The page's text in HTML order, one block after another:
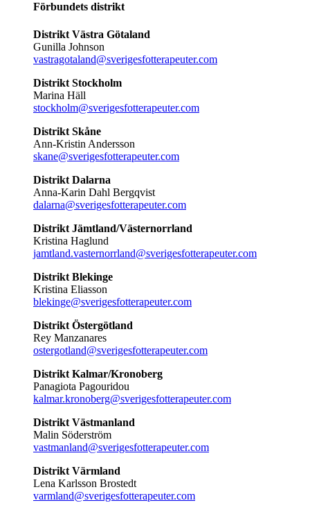
Förbundets distrikt
Distrikt Västra Götaland
Gunilla Johnson
vastragotaland@sverigesfotterapeuter.com
Distrikt Stockholm
Marina Häll
stockholm@sverigesfotterapeuter.com
Distrikt Skåne
Ann-Kristin Andersson
skane@sverigesfotterapeuter.com
Distrikt Dalarna
Anna-Karin Dahl Bergqvist
dalarna@sverigesfotterapeuter.com
Distrikt Jämtland/Västernorrland
Kristina Haglund
jamtland.vasternorrland@sverigesfotterapeuter.com
Distrikt Blekinge
Kristina Eliasson
blekinge@sverigesfotterapeuter.com
Distrikt Östergötland
Rey Manzanares
ostergotland@sverigesfotterapeuter.com
Distrikt Kalmar/Kronoberg
Panagiota Pagouridou
kalmar.kronoberg@sverigesfotterapeuter.com
Distrikt Västmanland
Malin Söderström
vastmanland@sverigesfotterapeuter.com
Distrikt Värmland
Lena Karlsson Brostedt
varmland@sverigesfotterapeuter.com